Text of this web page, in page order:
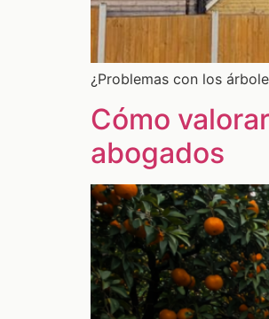
¿Problemas con los
Cómo
abogados